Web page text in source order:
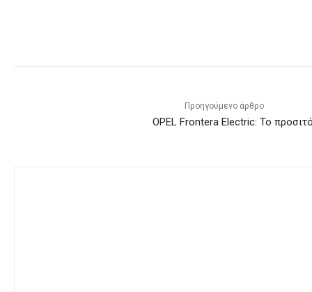
Προηγούμενο άρθρο
OPEL Frontera Electric: Το